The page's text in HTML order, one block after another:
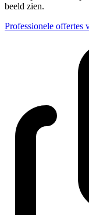
beeld zien.
Professionele offertes